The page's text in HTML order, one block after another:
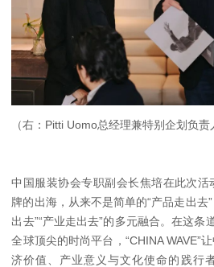
（右：Pitti Uomo总经理兼特别企划负责
中国服装协会专职副会长焦培在此次
牌的出海，从来不是简单的“产品走出去
出去”“产业走出去”的多元融合。在这条
全球顶尖的时尚平台，“CHINA WAVE”
济价值、产业意义与文化使命的践行